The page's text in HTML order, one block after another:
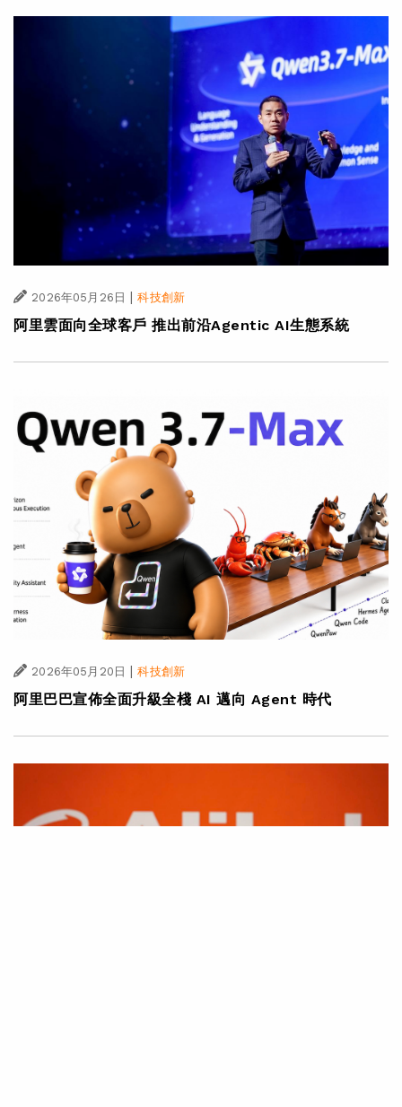
2026年05月26日 科技創新
阿里雲面向全球客戶 推出前沿Agentic AI生態系統
2026年05月20日 | 科技創新
阿里巴巴宣佈全面升級全棧 AI 邁向 Agent 時代